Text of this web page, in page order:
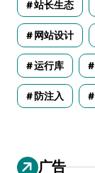
站长生态
网站设计
运行库
防注入
广告